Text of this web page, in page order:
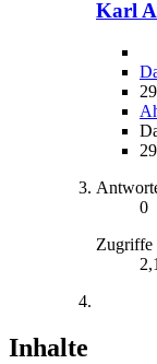
Karl
0
Zugriffe
Inhalte